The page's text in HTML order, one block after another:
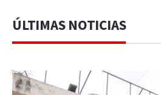
ÚLTIMAS NOTICIAS